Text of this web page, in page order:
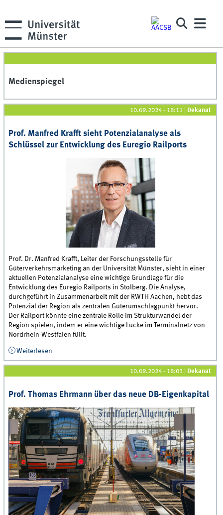
Medienspiegel
10.09.2024 - 18:11 Dekanat
Prof. Manfred Krafft sieht Potenzialanalyse als
Schlüssel zur Entwicklung des Euregio Railports
Prof. Dr. Manfred Krafft, Leiter der Forschungsstelle für
Güterverkehrsmarketing an der Universität Münster, sieht in einer
aktuellen Potenzialanalyse eine wichtige Grundlage für die
Entwicklung des Euregio Railports in Stolberg. Die Analyse,
durchgeführt in Zusammenarbeit mit der RWTH Aachen, hebt das
Potenzial der Region als zentralen Güterumschlagpunkt hervor.
Der Railport könnte eine zentrale Rolle im Strukturwandel der
Region spielen, indem er eine wichtige Lücke im Terminalnetz von
Nordrhein-Westfalen füllt.
Weiterlesen
Schlüssel zur Entwicklung des Euregio Railports
10.09.2024 - 18:03 Dekanat
Prof. Thomas Ehrmann über das neue DB-Eigenkapital